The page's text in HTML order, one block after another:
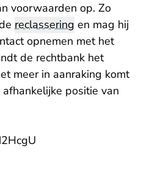
voorwaarden op. Zo
reclassering en mag hij
opnemen met het
de rechtbank het
meer in aanraking komt
positie van